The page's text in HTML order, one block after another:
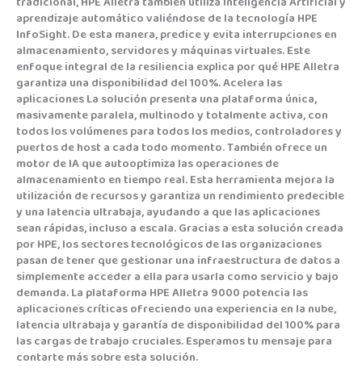
aprendizaje automático valiéndose de la tecnología HPE
InfoSight. De esta manera, predice y evita interrupciones en
almacenamiento, servidores y máquinas virtuales. Este
enfoque integral de la resiliencia explica por qué HPE Alletra
garantiza una disponibilidad del 100%. Acelera las
aplicaciones La solución presenta una plataforma única,
masivamente paralela, multinodo y totalmente activa, con
todos los volúmenes para todos los medios, controladores y
puertos de host a cada todo momento. También ofrece un
motor de IA que autooptimiza las operaciones de
almacenamiento en tiempo real. Esta herramienta mejora la
utilización de recursos y garantiza un rendimiento predecible
y una latencia ultrabaja, ayudando a que las aplicaciones
sean rápidas, incluso a escala. Gracias a esta solución creada
por HPE, los sectores tecnológicos de las organizaciones
pasan de tener que gestionar una infraestructura de datos a
simplemente acceder a ella para usarla como servicio y bajo
demanda. La plataforma HPE Alletra 9000 potencia las
aplicaciones críticas ofreciendo una experiencia en la nube,
latencia ultrabaja y garantía de disponibilidad del 100% para
las cargas de trabajo cruciales. Esperamos tu mensaje para
contarte más sobre esta solución.